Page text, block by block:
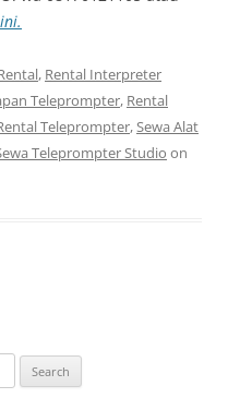
, Rental Interpreter
Teleprompter, Rental
Teleprompter, Sewa Alat
Teleprompter Studio on